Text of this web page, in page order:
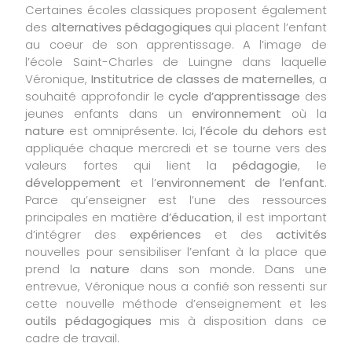
strict respect des exigences réglementaires européennes et font
l'objet de contrôles rigoureux tout au long de leur fabrication.
Notre équipe reste bien entendu à votre écoute pour répondre à vos
questions.
Nous vous remercions de votre confiance.
— Emilie et Antoine, fondateurs de JUNÉO
Certaines écoles classiques proposent également
des alternatives pédagogiques qui placent l’enfant
au coeur de son apprentissage. A l’image de
l’école Saint-Charles de Luingne dans laquelle
Véronique, Institutrice de classes de maternelles, a
souhaité approfondir lecycle d’apprentissage des
jeunes enfants dans unenvironnement où la
nature est omniprésente. Ici,l’école du dehors est
appliquée chaque mercredi et se tourne vers des
valeurs fortes qui lient lapédagogie, le
développement et l’environnement de l’enfant.
Parce qu’enseigner est l’une des ressources
principales en matière d’éducation, il est important
d’intégrer desexpériences et des activités
nouvelles pour sensibiliser l’enfant à la place que
prend la nature dans son monde. Dans une
entrevue, Véronique nous a confié son ressenti sur
cette nouvelle méthode d’enseignement et les
outils pédagogiques mis à disposition dans ce
cadre de travail.